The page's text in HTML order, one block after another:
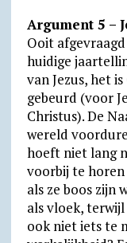
Argument 5 –
Ooit
huidige
van Jezus, het
gebeurd (voor
Christus). De
wereld
hoeft niet lang
voorbij te horen
als ze boos zijn
als vloek,
ook niet iets te